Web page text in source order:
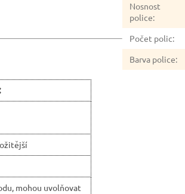
mohou uvolňovat
Nosnost
police:
Počet polic:
Barva police: